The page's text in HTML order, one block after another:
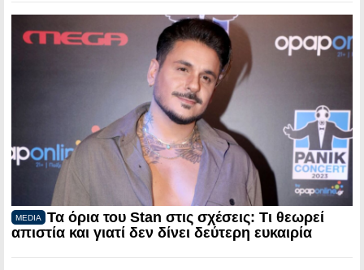
MEDIA
Τα όρια του Stan στις σχέσεις: Τι θεωρεί
απιστία και γιατί δεν δίνει δεύτερη ευκαιρία